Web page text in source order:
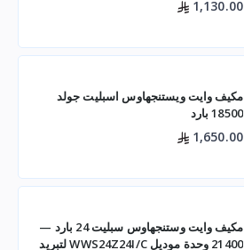
1,130.00
مكيف وايت ويستنجهاوس اسبليت جولد
18500 بارد
1,650.00
مكيف وايت وستنجهاوس سبليت 24 بارد —
21400 وحدة موديل WWS24Z24I/C لتبريد